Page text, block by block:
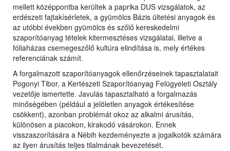
mellett középpontba kerültek a paprika DUS vizsgálatok, az
erdészeti fajtakísérletek, a gyümölcs Bázis ültetési anyagok és
az utóbbi években gyümölcs és szőlő kereskedelmi
szaporítóanyag tételek kitermesztéses vizsgálatai, illetve a
fóliaházas csemegeszőlő kultúra elindítása is, mely értékes
referenciának számít.
A forgalmazott szaporítóanyagok ellenőrzéseinek tapasztalatait
Pogonyi Tibor, a Kertészeti Szaporítóanyag Felügyeleti Osztály
vezetője ismertette. Javulás tapasztalható a forgalmazás
minőségében (például a jelöletlen anyagok értékesítése
csökkent), azonban problémát okoz az alkalmi árusítás,
különösen a piacokon, kirakodó vásárokon. Ennek
visszaszorítására a Nébih kezdeményezte a jogalkotók számára
az ilyen árusítás teljes tilalmának bevezetését.